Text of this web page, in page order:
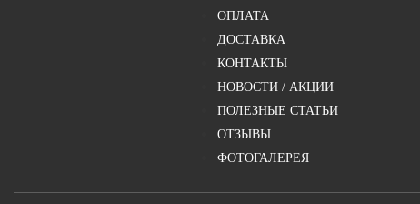
ОПЛАТА
ДОСТАВКА
КОНТАКТЫ
НОВОСТИ / АКЦИИ
ПОЛЕЗНЫЕ СТАТЬИ
ОТЗЫВЫ
ФОТОГАЛЕРЕЯ